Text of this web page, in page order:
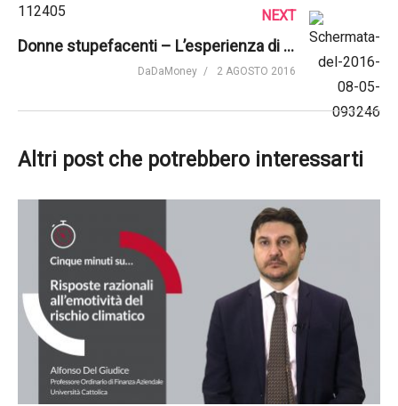
NEXT
Donne stupefacenti – L’esperienza di Vania Franceschelli
DaDaMoney 2 AGOSTO 2016
Altri post che potrebbero interessarti